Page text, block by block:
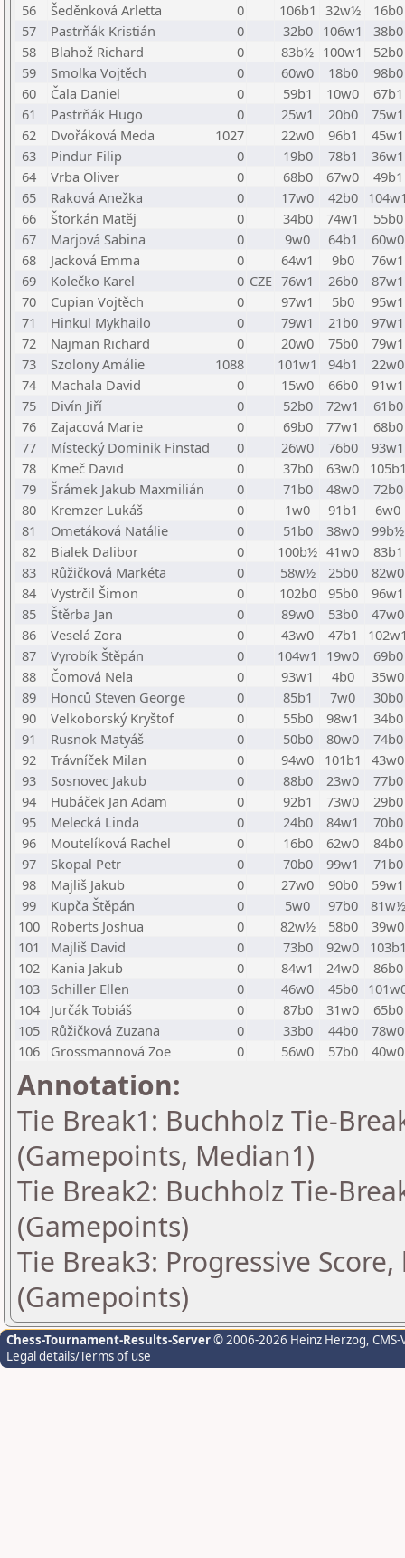
56
Šeděnková Arletta 0 106b1 32w½
16b0
57
Pastrňák Kristián 0 32b0 106w1
38b0
58
Blahož Richard 0 83b½ 100w1
52b0
59
Smolka Vojtěch 0 60w0 18b0
98b0
60
Čala Daniel 0 59b1 10w0
67b1
61
Pastrňák Hugo 0 25w1 20b0
75w1
62
Dvořáková Meda 1027 22w0 96b1
45w1
63
Pindur Filip 0 19b0 78b1
36w1
64
Vrba Oliver 0 68b0 67w0
49b1
65
Raková Anežka 0 17w0 42b0
66
Štorkán Matěj 0 34b0 74w1
55b0
67
Marjová Sabina 0 9w0 64b1
60w0
68
Jacková Emma 0 64w1 9b0
76w1
69
Kolečko Karel 0 CZE 76w1 26b0
87w1
70
Cupian Vojtěch 0 97w1 5b0
95w1
71
Hinkul Mykhailo 0 79w1 21b0
97w1
72
Najman Richard 0 20w0 75b0
79w1
73
Szolony Amálie 1088 101w1 94b1
22w0
74
Machala David 0 15w0 66b0
91w1
75
Divín Jiří 0 52b0 72w1
61b0
76
Zajacová Marie 0 69b0 77w1
68b0
77
Místecký Dominik Finstad 0 26w0 76b0
93w1
78
Kmeč David 0 37b0 63w0
79
Šrámek Jakub Maxmilián 0 71b0 48w0
72b0
80
Kremzer Lukáš 0 1w0 91b1
6w0
81
Ometáková Natálie 0 51b0 38w0
99b½
82
Bialek Dalibor 0 100b½ 41w0
83b1
83
Růžičková Markéta 0 58w½ 25b0
82w0
84
Vystrčil Šimon 0 102b0 95b0
96w1
85
Štěrba Jan 0 89w0 53b0
47w0
86
Veselá Zora 0 43w0 47b1
87
Vyrobík Štěpán 0 104w1 19w0
69b0
88
Čomová Nela 0 93w1 4b0
35w0
89
Honců Steven George 0 85b1 7w0
30b0
90
Velkoborský Kryštof 0 55b0 98w1
34b0
91
Rusnok Matyáš 0 50b0 80w0
74b0
92
Trávníček Milan 0 94w0 101b1
43w0
93
Sosnovec Jakub 0 88b0 23w0
77b0
94
Hubáček Jan Adam 0 92b1 73w0
29b0
95
Melecká Linda 0 24b0 84w1
70b0
96
Moutelíková Rachel 0 16b0 62w0
84b0
97
Skopal Petr 0 70b0 99w1
71b0
98
Majliš Jakub 0 27w0 90b0
59w1
99
Kupča Štěpán 0 5w0 97b0
81w½
100
Roberts Joshua 0 82w½ 58b0
39w0
101
Majliš David 0 73b0 92w0
102
Kania Jakub 0 84w1 24w0
86b0
103
Schiller Ellen 0 46w0 45b0
104
Jurčák Tobiáš 0 87b0 31w0
65b0
105
Růžičková Zuzana 0 33b0 44b0
78w0
106
Grossmannová Zoe 0 56w0 57b0 40w0
Annotation:
Tie Break1: Buchholz Tie-
(Gamepoints, Median1)
Tie Break2: Buchholz Tie-
(Gamepoints)
Tie Break3: Progressive
(Gamepoints)
Chess-Tournament-Results-Server© 2006-2026 Heinz Herzog,
Legal details/Terms of use